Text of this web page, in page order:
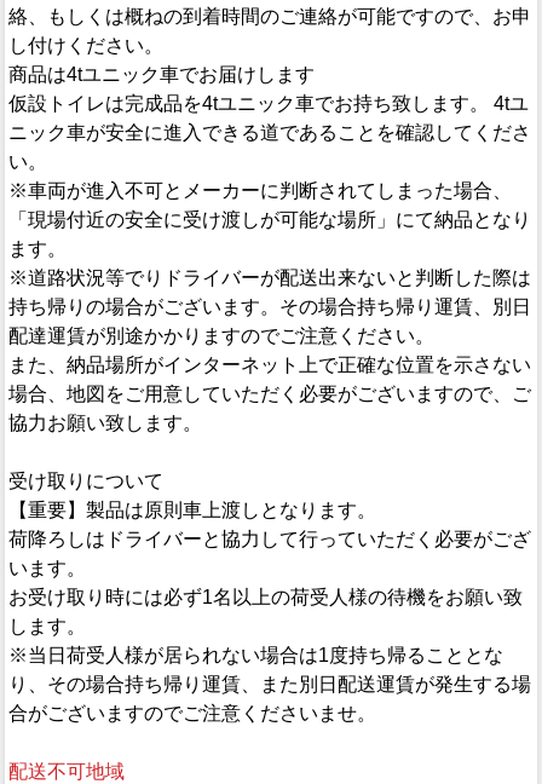
絡、もしくは概ねの到着時間のご連絡が可能ですので、お申
し付けください。
商品は4tユニック車でお届けします
仮設トイレは完成品を4tユニック車でお持ち致します。 4tユ
ニック車が安全に進入できる道であることを確認してくださ
い。
※車両が進入不可とメーカーに判断されてしまった場合、
「現場付近の安全に受け渡しが可能な場所」にて納品となり
ます。
※道路状況等でりドライバーが配送出来ないと判断した際は
持ち帰りの場合がございます。その場合持ち帰り運賃、別日
配達運賃が別途かかりますのでご注意ください。
また、納品場所がインターネット上で正確な位置を示さない
場合、地図をご用意していただく必要がございますので、ご
協力お願い致します。
受け取りについて
【重要】製品は原則車上渡しとなります。
荷降ろしはドライバーと協力して行っていただく必要がござ
います。
お受け取り時には必ず1名以上の荷受人様の待機をお願い致
します。
※当日荷受人様が居られない場合は1度持ち帰ることとな
り、その場合持ち帰り運賃、また別日配送運賃が発生する場
合がございますのでご注意くださいませ。
配送不可地域